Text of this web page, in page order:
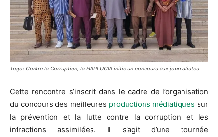
Togo: Contre la Corruption, la HAPLUCIA initie un concours aux journalistes
Cette rencontre s’inscrit dans le cadre de l’organisation
du concours des meilleures productions médiatiques sur
la prévention et la lutte contre la corruption et les
infractions assimilées. Il s’agit d’une tournée